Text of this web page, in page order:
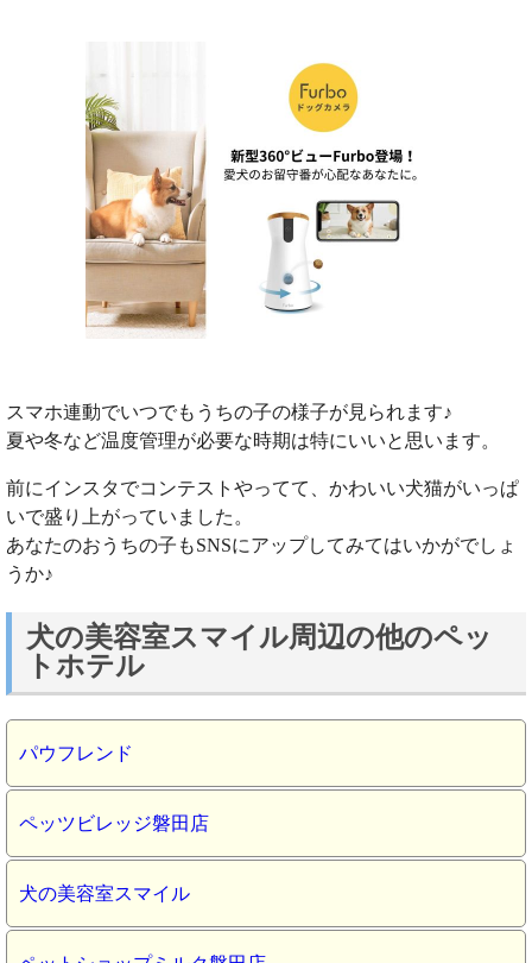
スマホ連動でいつでもうちの子の様子が見られます♪
夏や冬など温度管理が必要な時期は特にいいと思います。
前にインスタでコンテストやってて、かわいい犬猫がいっぱ
いで盛り上がっていました。
あなたのおうちの子もSNSにアップしてみてはいかがでしょ
うか♪
犬の美容室スマイル周辺の他のペッ
トホテル
パウフレンド
ペッツビレッジ磐田店
犬の美容室スマイル